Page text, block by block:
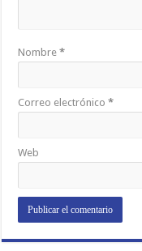
Nombre*
Correo electrónico*
Web